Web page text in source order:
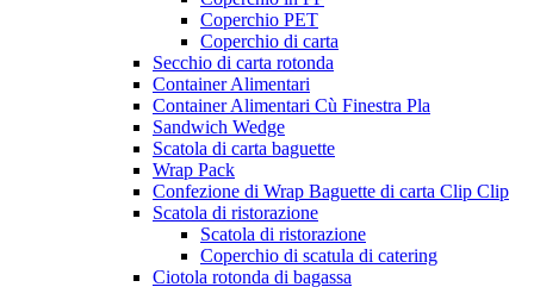
Coperchio PET
Coperchio di carta
Secchio di carta rotonda
Container Alimentari
Container Alimentari Cù Finestra Pla
Sandwich Wedge
Scatola di carta baguette
Wrap Pack
Confezione di Wrap Baguette di carta Clip Clip
Scatola di ristorazione
Scatola di ristorazione
Coperchio di scatula di catering
Ciotola rotonda di bagassa